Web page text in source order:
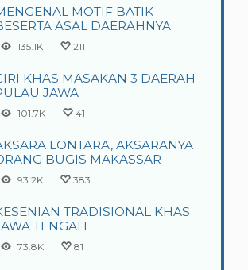
MOTIF BATIK
ASAL DAERAHNYA
135.1K 211
KHAS MASAKAN 3 DAERAH
JAWA
101.7K 41
LONTARA, AKSARANYA
BUGIS MAKASSAR
93.2K 383
TRADISIONAL KHAS
TENGAH
73.8K 81